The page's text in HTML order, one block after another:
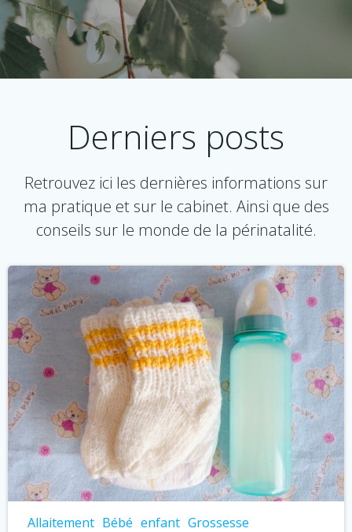
Derniers posts
Retrouvez ici les dernières informations sur
ma pratique et sur le cabinet. Ainsi que des
conseils sur le monde de la périnatalité.
Allaitement Bébé enfant Grossesse